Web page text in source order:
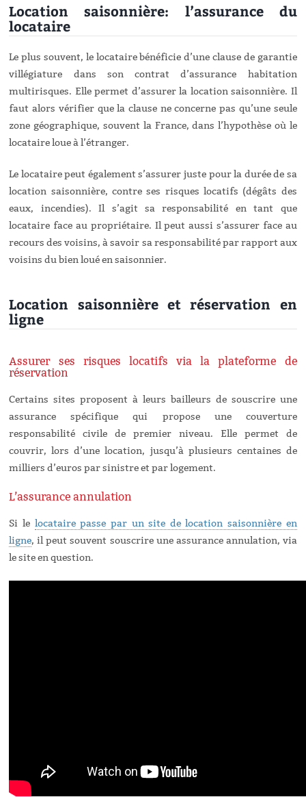
Location saisonnière: l’assurance du
locataire
Le plus souvent, le locataire bénéficie d’une clause de garantie
villégiature dans son contrat d’assurance habitation
multirisques. Elle permet d’assurer la location saisonnière. Il
faut alors vérifier que la clause ne concerne pas qu’une seule
zone géographique, souvent la France, dans l’hypothèse où le
locataire loue à l’étranger.
Le locataire peut également s’assurer juste pour la durée de sa
location saisonnière, contre ses risques locatifs (dégâts des
eaux, incendies). Il s’agit sa responsabilité en tant que
locataire face au propriétaire. Il peut aussi s’assurer face au
recours des voisins, à savoir sa responsabilité par rapport aux
voisins du bien loué en saisonnier.
Location saisonnière et réservation en
ligne
Assurer ses risques locatifs via la plateforme de
réservation
Certains sites proposent à leurs bailleurs de souscrire une
assurance spécifique qui propose une couverture
responsabilité civile de premier niveau. Elle permet de
couvrir, lors d’une location, jusqu’à plusieurs centaines de
milliers d’euros par sinistre et par logement.
L’assurance annulation
Si le locataire passe par un site de location saisonnière en
ligne, il peut souvent souscrire une assurance annulation, via
le site en question.